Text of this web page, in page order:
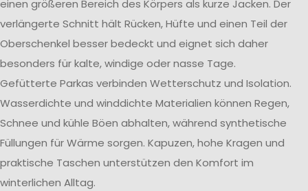
einen größeren Bereich des Körpers als kurze Jacken. Der
verlängerte Schnitt hält Rücken, Hüfte und einen Teil der
Oberschenkel besser bedeckt und eignet sich daher
besonders für kalte, windige oder nasse Tage.
Gefütterte Parkas verbinden Wetterschutz und Isolation.
Wasserdichte und winddichte Materialien können Regen,
Schnee und kühle Böen abhalten, während synthetische
Füllungen für Wärme sorgen. Kapuzen, hohe Kragen und
praktische Taschen unterstützen den Komfort im
winterlichen Alltag.